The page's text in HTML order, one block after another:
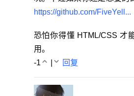
https://github.com/FiveYell...
恐怕你得懂 HTML/CSS 才
用。
-1
回复